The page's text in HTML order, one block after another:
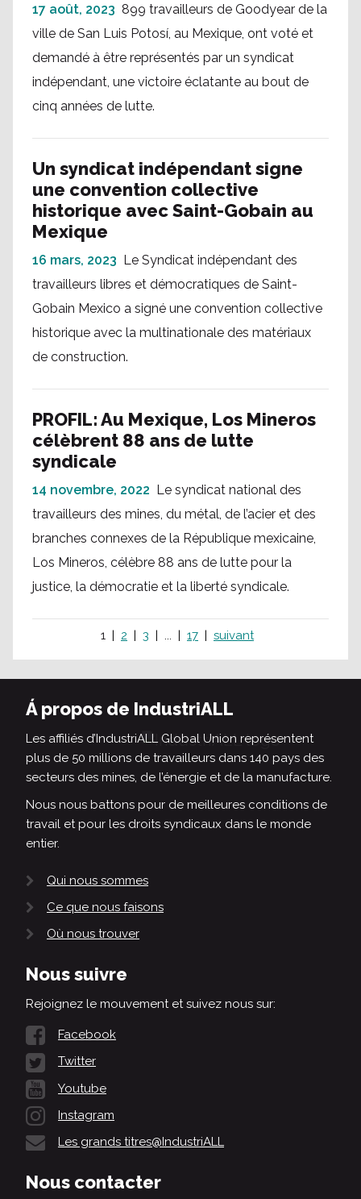
17 août, 2023 899 travailleurs de Goodyear de la
ville de San Luis Potosí, au Mexique, ont voté et
demandé à être représentés par un syndicat
indépendant, une victoire éclatante au bout de
cinq années de lutte.
Un syndicat indépendant signe
une convention collective
historique avec Saint-Gobain au
Mexique
16 mars, 2023 Le Syndicat indépendant des
travailleurs libres et démocratiques de Saint-
Gobain Mexico a signé une convention collective
historique avec la multinationale des matériaux
de construction.
PROFIL: Au Mexique, Los Mineros
célèbrent 88 ans de lutte
syndicale
14 novembre, 2022 Le syndicat national des
travailleurs des mines, du métal, de l’acier et des
branches connexes de la République mexicaine,
Los Mineros, célèbre 88 ans de lutte pour la
justice, la démocratie et la liberté syndicale.
1 2 3 ... 17 suivant
Á propos de IndustriALL
Les affiliés d’IndustriALL Global Union représentent
plus de 50 millions de travailleurs dans 140 pays des
secteurs des mines, de l’énergie et de la manufacture.
Nous nous battons pour de meilleures conditions de
travail et pour les droits syndicaux dans le monde
entier.
Qui nous sommes
Ce que nous faisons
Où nous trouver
Nous suivre
Rejoignez le mouvement et suivez nous sur:
Facebook
Twitter
Youtube
Instagram
Les grands titres@IndustriALL
Nous contacter